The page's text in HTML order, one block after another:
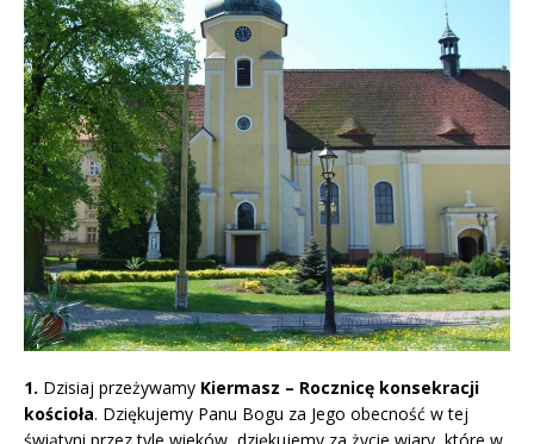
1. Dzisiaj przeżywamy Kiermasz – Rocznicę konsekracji
kościoła. Dziękujemy Panu Bogu za Jego obecność w tej